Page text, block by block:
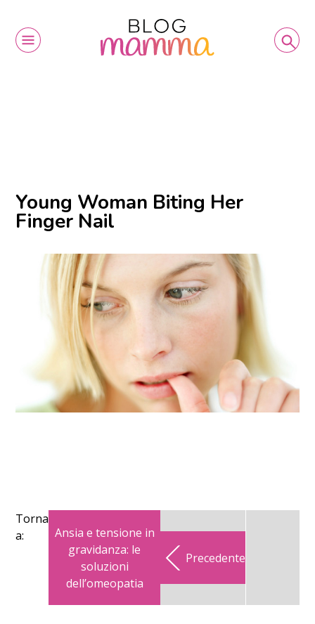
Young Woman Biting Her
Finger Nail
Torna
a:
Ansia e tensione in
gravidanza: le
soluzioni
dell’omeopatia
Precedente